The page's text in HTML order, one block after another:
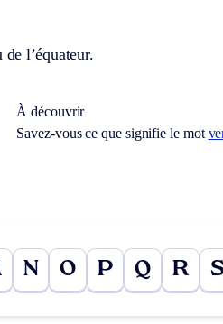
de l’équateur.
À découvrir
Savez-vous ce que signifie le mot
N O P Q R